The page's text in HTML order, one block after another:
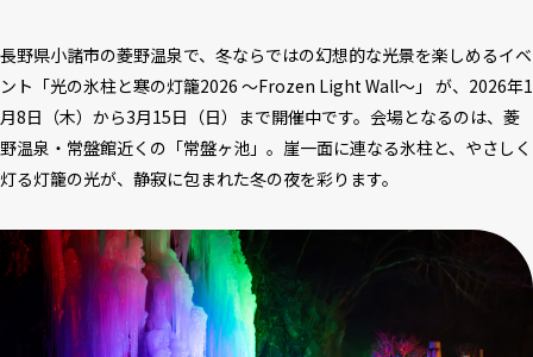
長野県小諸市の菱野温泉で、冬ならではの幻想的な光景を楽しめるイベ
ント「光の氷柱と寒の灯籠2026 ～Frozen Light Wall～」 が、2026年1
月8日（木）から3月15日（日）まで開催中です。会場となるのは、菱
野温泉・常盤館近くの「常盤ヶ池」。崖一面に連なる氷柱と、やさしく
灯る灯籠の光が、静寂に包まれた冬の夜を彩ります。